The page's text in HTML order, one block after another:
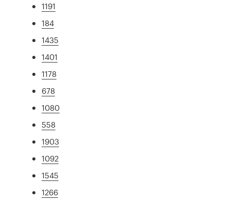
1191
184
1435
1401
1178
678
1080
558
1903
1092
1545
1266